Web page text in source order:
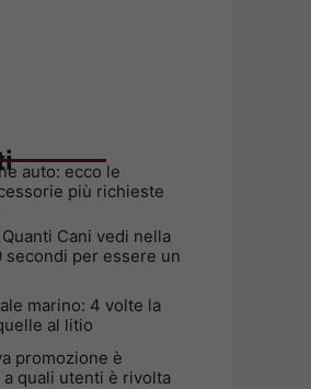
auto: ecco le
più richieste
Cani vedi nella
secondi per essere un
marino: 4 volte la
al litio
promozione è
quali utenti è rivolta